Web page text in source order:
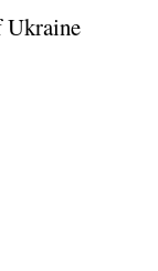
Ukraine